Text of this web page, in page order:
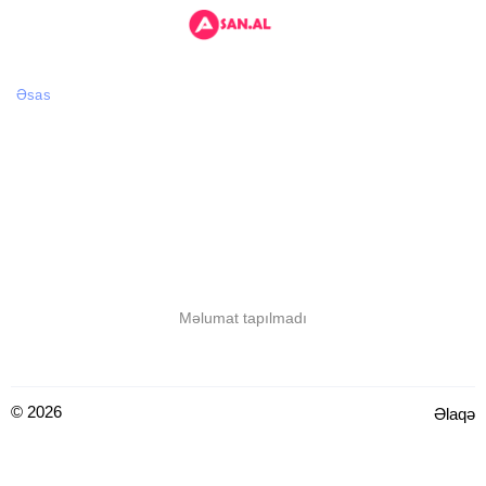
Əsas
Məlumat tapılmadı
© 2026 Əlaqə